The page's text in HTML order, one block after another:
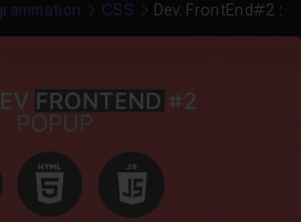
CSS Dev. FrontEnd#2 ::